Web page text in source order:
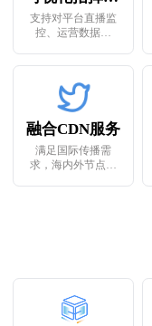
支持对平台直播监
控、运营数据总
融合CDN服务
满足国际传播需
求，海内外节点匹